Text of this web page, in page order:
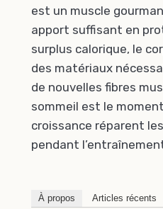
est un muscle
apport suffisant en
surplus calorique, le
des matériaux
de nouvelles fibres
sommeil est le
croissance réparent
pendant
À propos Articles récents